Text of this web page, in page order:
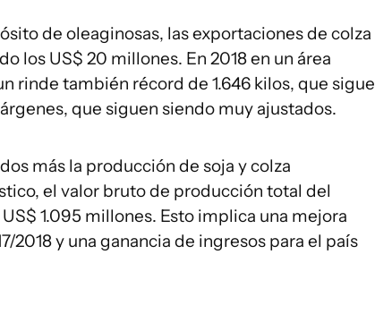
de oleaginosas, las exportaciones de colza
los US$ 20 millones. En 2018 en un área
rinde también récord de 1.646 kilos, que sigue
que siguen siendo muy ajustados.
más la producción de soja y colza
el valor bruto de producción total del
1.095 millones. Esto implica una mejora
y una ganancia de ingresos para el país